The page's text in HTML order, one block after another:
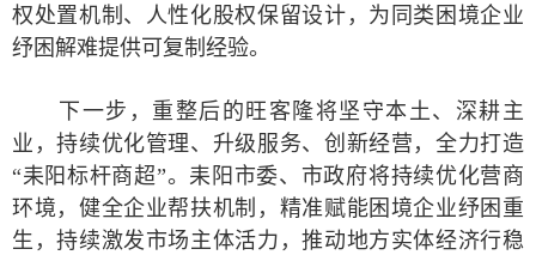
权处置机制、人性化股权保留设计，为同类困境企业
纾困解难提供可复制经验。
下一步，重整后的旺客隆将坚守本土、深耕主
业，持续优化管理、升级服务、创新经营，全力打造
“耒阳标杆商超”。耒阳市委、市政府将持续优化营商
环境，健全企业帮扶机制，精准赋能困境企业纾困重
生，持续激发市场主体活力，推动地方实体经济行稳